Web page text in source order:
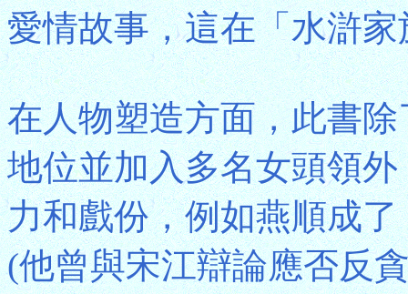
愛情故事，這在「水滸
在人物塑造方面，此書
地位並加入多名女頭領
力和戲份，例如燕順成
(他曾與宋江辯論應否反